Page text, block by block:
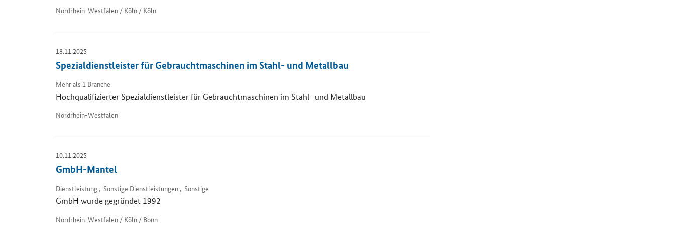
Nordrhein-Westfalen / Köln / Köln
18.11.2025
Spezialdienstleister für Gebrauchtmaschinen im Stahl- und Metallbau
Mehr als 1 Branche
Hochqualifizierter Spezialdienstleister für Gebrauchtmaschinen im Stahl- und Metallbau
Nordrhein-Westfalen
10.11.2025
GmbH-Mantel
Dienstleistung , Sonstige Dienstleistungen , Sonstige
GmbH wurde gegründet 1992
Nordrhein-Westfalen / Köln / Bonn